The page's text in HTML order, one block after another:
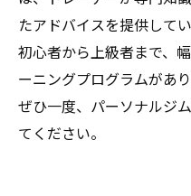
たアドバイスを提供して
初心者から上級者まで、
ーニングプログラムがあ
ぜひ一度、パーソナルジ
てください。